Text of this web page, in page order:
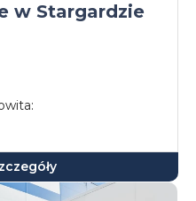
w Stargardzie